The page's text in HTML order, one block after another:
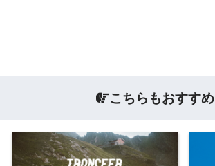
こちらもおすすめ